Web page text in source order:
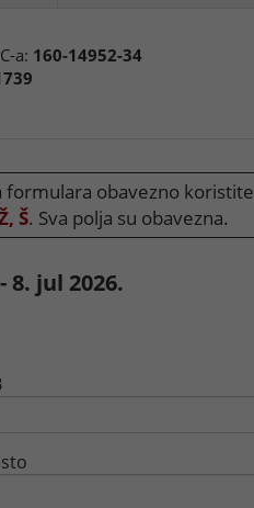
a: 160-14952-34
formulara obavezno koristite
Š. Sva polja su obavezna.
8. jul 2026.